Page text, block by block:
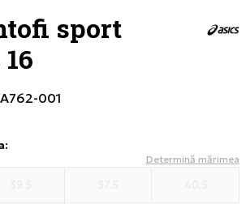
sport
001
:
Determină mărimea